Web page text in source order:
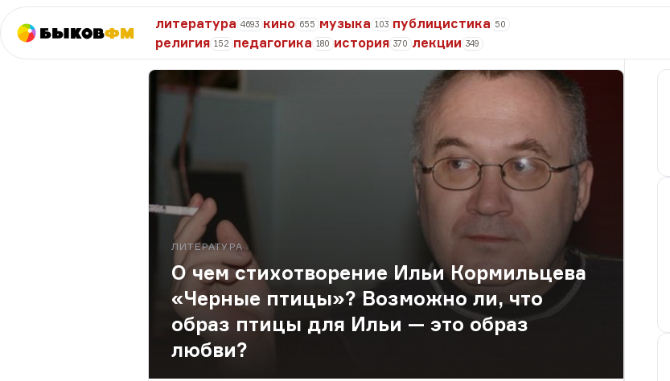
БыковФМ
литература 4693 кино 655 музыка 103 публицистика 50
религия 152 педагогика 180 история 370 лекции 349
ЛИТЕРАТУРА
О чем стихотворение Ильи Кормильцева
«Черные птицы»? Возможно ли, что
образ птицы для Ильи — это образ
любви?